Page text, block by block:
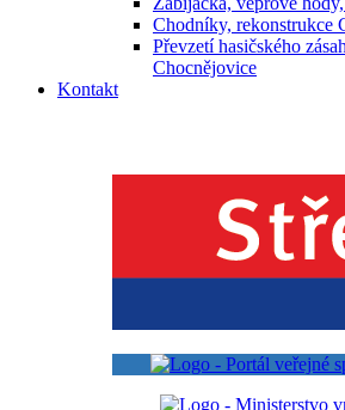
Chodníky, rekonstrukce
Převzetí hasičského
Chocnějovice
Kontakt